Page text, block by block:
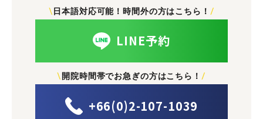
\ 日本語対応可能！時間外の方はこちら！ /
LINE予約
\ 開院時間帯でお急ぎの方はこちら！ /
+66(0)2-107-1039